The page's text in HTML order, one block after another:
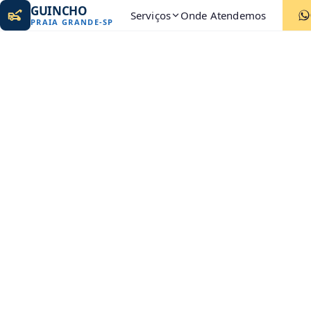
GUINCHO
PRAIA GRANDE-SP Serviços Onde Atendemos